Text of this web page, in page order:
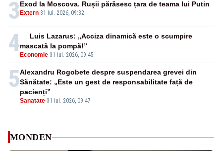
3 Extern-31 iul. 2026, 09:32
Exod la Moscova. Rușii părăsesc țara de teama lui Putin
4 Economie-31 iul. 2026, 09:45
Luis Lazarus: „Acciza dinamică este o scumpire
mascată la pompă!”
5
Sanatate-31 iul. 2026, 09:47
Alexandru Rogobete despre suspendarea grevei din
Sănătate: „Este un gest de responsabilitate față de
pacienți”
MONDEN